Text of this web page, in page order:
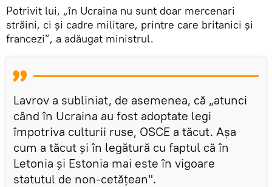
Potrivit lui, „în Ucraina nu sunt doar mercenari
străini, ci și cadre militare, printre care britanici și
francezi”, a adăugat ministrul.
Lavrov a subliniat, de asemenea, că „atunci
când în Ucraina au fost adoptate legi
împotriva culturii ruse, OSCE a tăcut. Așa
cum a tăcut și în legătură cu faptul că în
Letonia și Estonia mai este în vigoare
statutul de non-cetățean".